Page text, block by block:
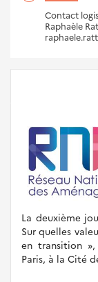
Contact
Raphaèle
La deuxième
Sur quelles
en transition
Paris, à la Cité